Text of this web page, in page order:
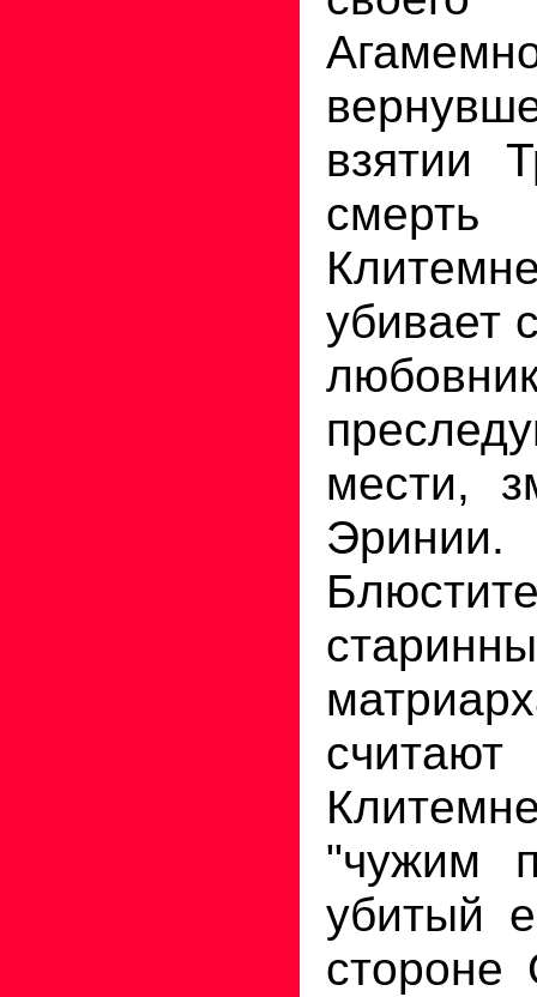
взятии
убивает
мести,
Эринии.
"чужим
убитый
стороне